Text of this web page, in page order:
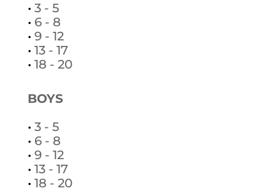
• 3 - 5
• 6 - 8
• 9 - 12
• 13 - 17
• 18 - 20
BOYS
• 3 - 5
• 6 - 8
• 9 - 12
• 13 - 17
• 18 - 20